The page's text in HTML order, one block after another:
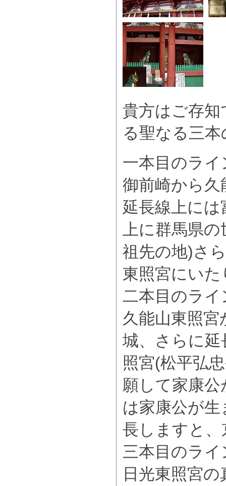
貴方はご存
る聖なる三
一本目のライ
御前崎から
延長線上に
上に群馬県
祖先の地)さ
東照宮にい
二本目のライ
久能山東照
城、さらに
照宮(松平弘
願して家康
は家康公が
長しますと
三本目のライ
日光東照宮